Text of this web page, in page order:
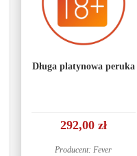
Długa platynowa peruka
292,00 zł
Producent: Fever